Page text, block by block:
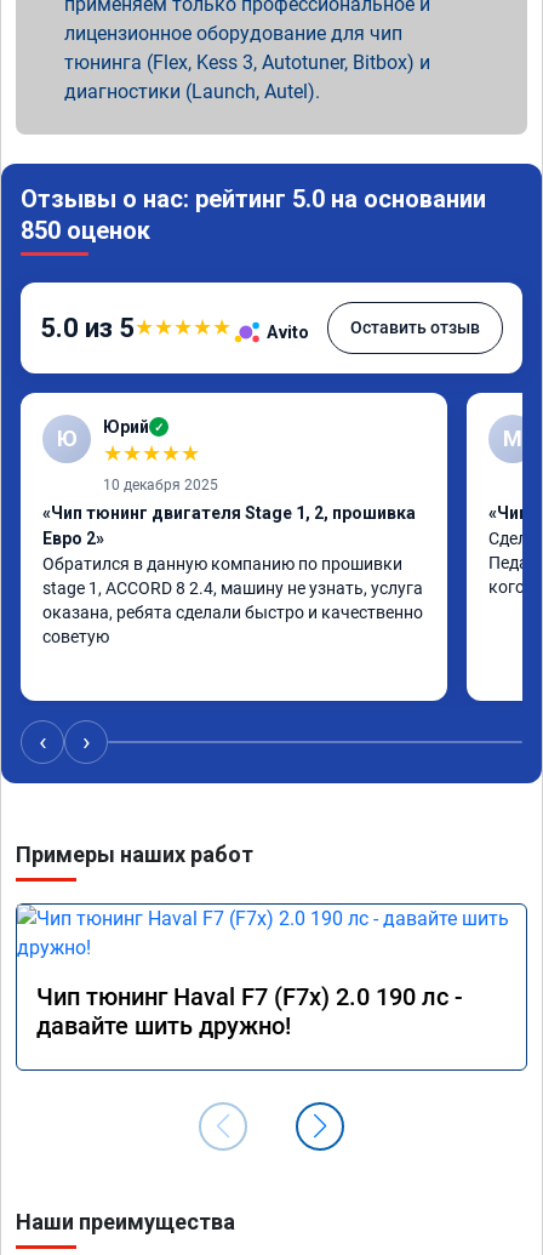
лицензионное оборудование для чип
тюнинга (Flex, Kess 3, Autotuner, Bitbox) и
диагностики (Launch, Autel).
Отзывы о нас: рейтинг 5.0 на основании
850 оценок
5.0 из 5★★★★★ Avito Оставить отзыв
Ю Юрий ✓
★★★★★
10 декабря 2025
«Чип тюнинг двигателя Stage 1, 2, прошивка
Евро 2»
Обратился в данную компанию по прошивки
stage 1, ACCORD 8 2.4, машину не узнать, услуга
оказана, ребята сделали быстро и качественно
советую
М
«Чип
кого
‹ ›
Примеры наших работ
Чип тюнинг Haval F7 (F7x) 2.0 190 лс -
давайте шить дружно!
Наши преимущества